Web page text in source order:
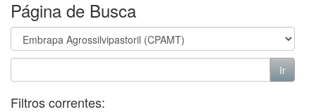
Página de Busca
Filtros correntes: